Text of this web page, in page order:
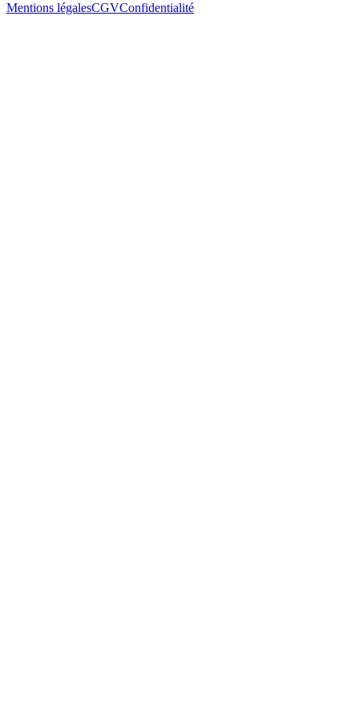
Mentions légalesCGVConfidentialité